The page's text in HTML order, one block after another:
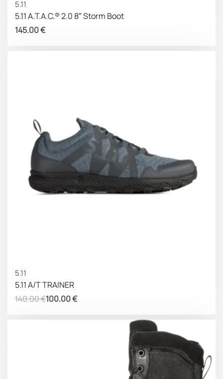
5.11
5.11 A.T.A.C.® 2.0 8″ Storm Boot
145.00€
5.11
5.11 A/T TRAINER
140.00€100.00€